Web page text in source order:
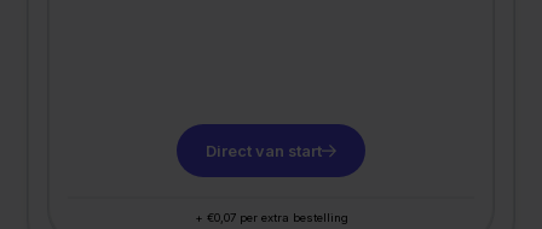
Direct van start
+ €0,07 per extra bestelling